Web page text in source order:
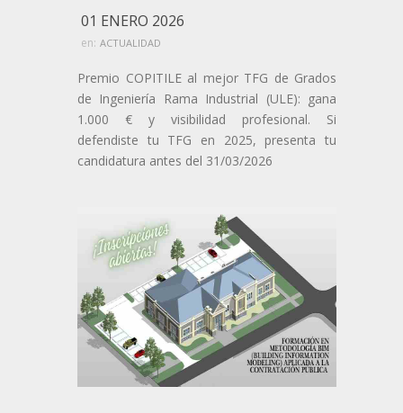
01 ENERO 2026
en: ACTUALIDAD
Premio COPITILE al mejor TFG de Grados
de Ingeniería Rama Industrial (ULE): gana
1.000 € y visibilidad profesional. Si
defendiste tu TFG en 2025, presenta tu
candidatura antes del 31/03/2026